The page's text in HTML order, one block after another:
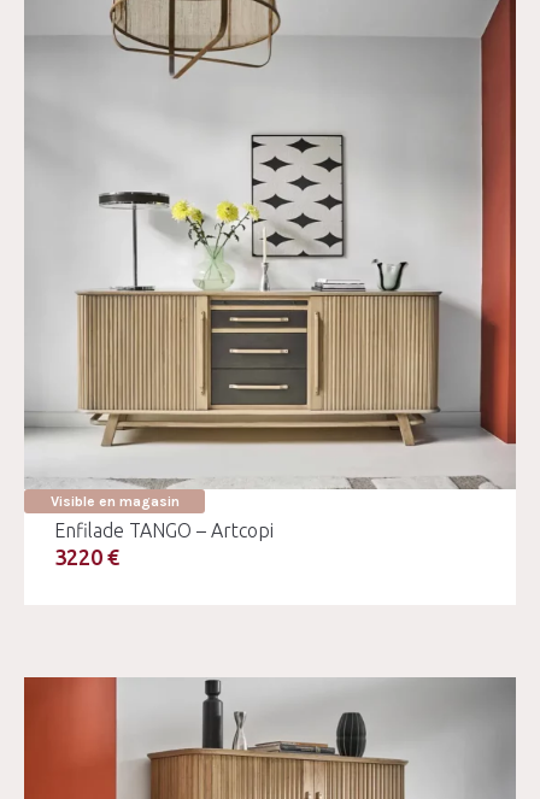
Visible en magasin
Enfilade TANGO – Artcopi
3220 €